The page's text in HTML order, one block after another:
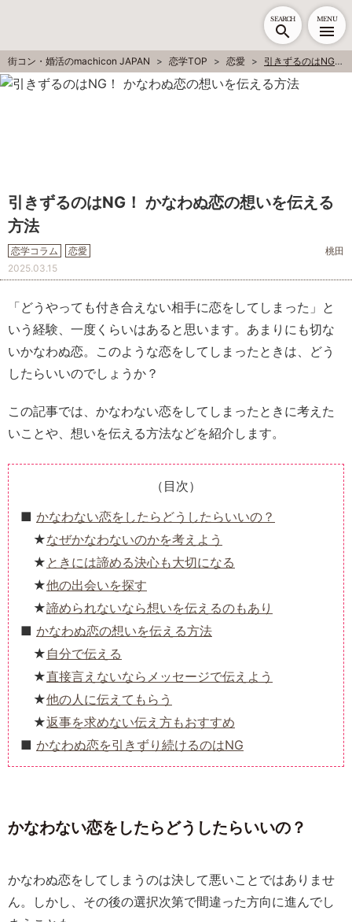
SEARCH MENU
街コン・婚活のmachicon JAPAN 恋学TOP 恋愛 引きずるのはNG！ かなわぬ恋の想いを伝える方法
引きずるのはNG！ かなわぬ恋の想いを伝える
方法
恋学コラム 恋愛
桃田
2025.03.15
「どうやっても付き合えない相手に恋をしてしまった」と
いう経験、一度くらいはあると思います。あまりにも切な
いかなわぬ恋。このような恋をしてしまったときは、どう
したらいいのでしょうか？
この記事では、かなわない恋をしてしまったときに考えた
いことや、想いを伝える方法などを紹介します。
（目次）
かなわない恋をしたらどうしたらいいの？
なぜかなわないのかを考えよう
ときには諦める決心も大切になる
他の出会いを探す
諦められないなら想いを伝えるのもあり
かなわぬ恋の想いを伝える方法
自分で伝える
直接言えないならメッセージで伝えよう
他の人に伝えてもらう
返事を求めない伝え方もおすすめ
かなわぬ恋を引きずり続けるのはNG
かなわない恋をしたらどうしたらいいの？
かなわぬ恋をしてしまうのは決して悪いことではありませ
ん。しかし、その後の選択次第で間違った方向に進んでし